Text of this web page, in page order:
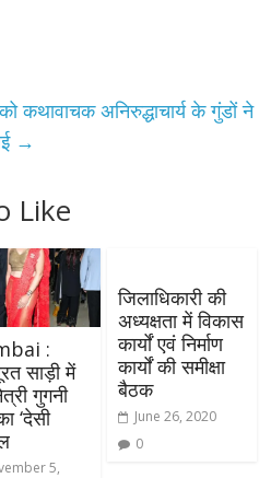
कथावाचक अनिरुद्धाचार्य के गुंडों ने
→
Like
:
साड़ी में
गुगनी
‘देसी
5,
जिलाधिकारी की
अध्यक्षता में विकास
कार्यों एवं निर्माण
कार्यों की समीक्षा
बैठक
June 26, 2020
0